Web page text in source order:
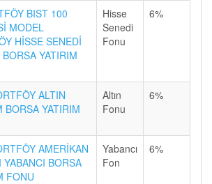
BIST 100
MODEL
HİSSE SENEDİ
YATIRIM
Hisse
Senedi
Fonu
6%
ALTIN
BORSA YATIRIM
Altın
Fonu
6%
AMERİKAN
YABANCI BORSA
FONU
Yabancı
Fon
6%